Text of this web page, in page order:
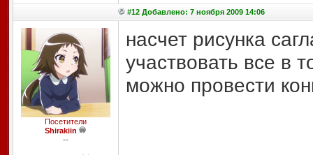
#12 Добавлено: 7 ноября 2009 14:06
Посетители
Shirakiin
--
насчет рисунка
участвовать все в
можно провести